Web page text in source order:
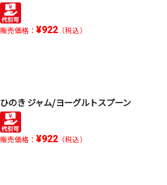
販売価格： ¥922（税込）
ひのき ジャム/ヨーグルトスプーン
販売価格： ¥922（税込）